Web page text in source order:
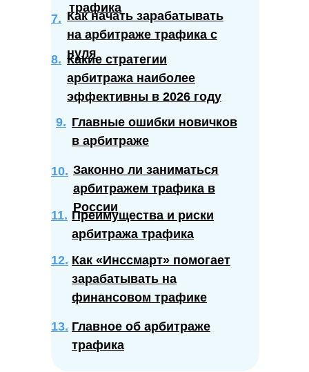
трафика
7. Как начать зарабатывать
на арбитраже трафика с
нуля
8. Какие стратегии
арбитража наиболее
эффективны в 2026 году
9.
10.
Главные ошибки новичков
в арбитраже
Законно ли заниматься
арбитражем трафика в
России
11. Преимущества и риски
арбитража трафика
12. Как «Инссмарт» помогает
зарабатывать на
финансовом трафике
13. Главное об арбитраже
трафика